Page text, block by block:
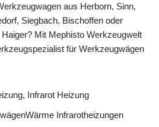
aus Herborn, Sinn,
Siegbach, Bischoffen oder
Mit Mephisto Werkzeugwelt
für Werkzeugwägen
Infrarot Heizung
Infrarotheizungen